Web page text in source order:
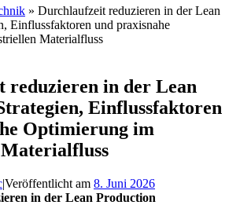
» Durchlaufzeit reduzieren in der Lean
Einflussfaktoren und praxisnahe
Materialfluss
reduzieren in der Lean
Einflussfaktoren
Optimierung im
|Veröffentlicht am 8. Juni 2026
in der Lean Production